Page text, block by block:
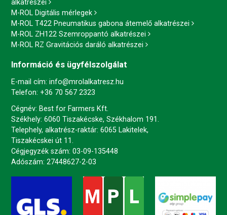
alkatrészei
M-ROL Digitális mérlegek
M-ROL T422 Pneumatikus gabona átemelő alkatrészei
M-ROL ZH122 Szemroppantó alkatrészei
M-ROL RZ Gravitációs daráló alkatrészei
Információ és ügyfélszolgálat
E-mail cím: info@mrolalkatresz.hu
Telefon: +36 70 567 2323
Cégnév: Best for Farmers Kft.
Székhely: 6060 Tiszakécske, Székhalom 191.
Telephely, alkatrész-raktár: 6065 Lakitelek,
Tiszakécskei út 11.
Cégjegyzék szám: 03-09-135448
Adószám: 27448627-2-03